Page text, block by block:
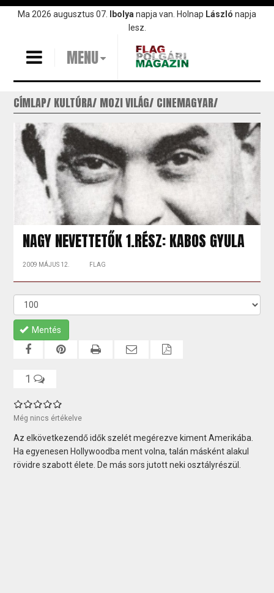
UgrásMa 2026 augusztus 07. Ibolya napja van. Holnap László napja
lesz.
MENU
CÍMLAP KULTÚRA MOZI VILÁG CINEMAGYAR
NAGY NEVETTETŐK 1.RÉSZ: KABOS GYULA
2009 MÁJUS 12. FLAG
Mentés
1
Még nincs értékelve
Az elkövetkezendő idők szelét megérezve kiment Amerikába.
Ha egyenesen Hollywoodba ment volna, talán másként alakul
rövidre szabott élete. De más sors jutott neki osztályrészül.